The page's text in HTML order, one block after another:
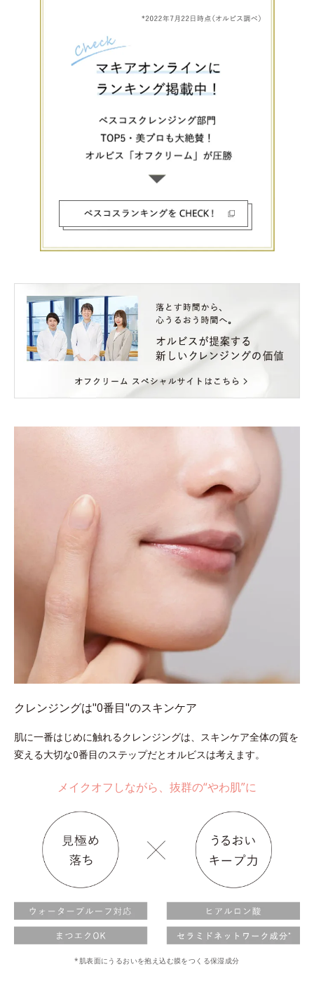
クレンジングは"0番目"のスキンケア
肌に一番はじめに触れるクレンジングは、スキンケア全体の質を
変える大切な0番目のステップだとオルビスは考えます。
メイクオフしながら、抜群の“やわ肌”に
*肌表面にうるおいを抱え込む膜をつくる保湿成分